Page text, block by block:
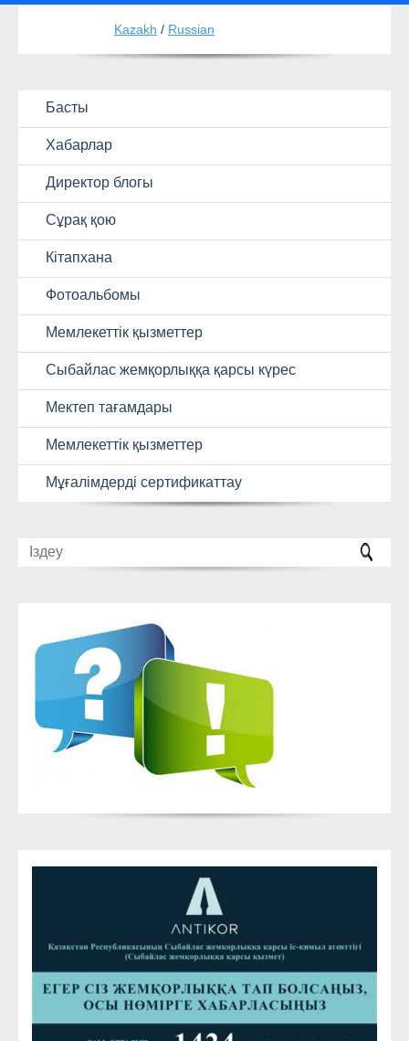
Kazakh / Russian
Басты
Хабарлар
Директор блогы
Сұрақ қою
Кітапхана
Фотоальбомы
Мемлекеттік қызметтер
Сыбайлас жемқорлыққа қарсы күрес
Мектеп тағамдары
Мемлекеттік қызметтер
Мұғалімдерді сертификаттау